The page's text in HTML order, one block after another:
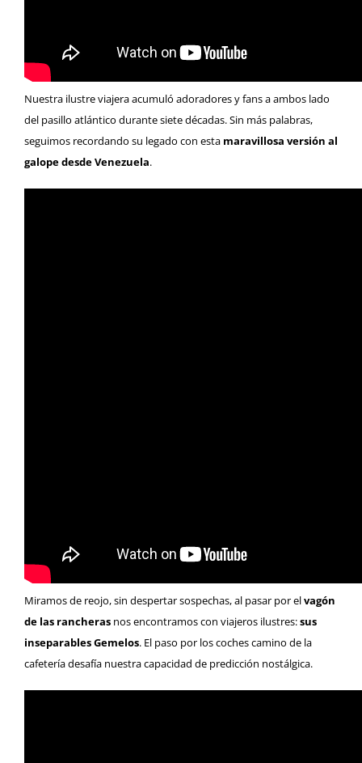
Nuestra ilustre viajera acumuló adoradores y fans a ambos lado
del pasillo atlántico durante siete décadas. Sin más palabras,
seguimos recordando su legado con esta maravillosa versión al
galope desde Venezuela.
Miramos de reojo, sin despertar sospechas, al pasar por elvagón
de las rancheras nos encontramos con viajeros ilustres:sus
inseparables Gemelos. El paso por los coches camino de la
cafetería desafía nuestra capacidad de predicción nostálgica.